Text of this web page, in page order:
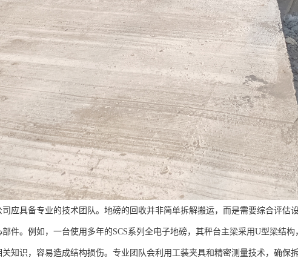
应具备专业的技术团队。地磅的回收并非简单拆解搬运，而是需要综合评估
件。例如，一台使用多年的SCS系列全电子地磅，其秤台主梁采用U型梁结构
知识，容易造成结构损伤。专业团队会利用工装夹具和精密测量技术，确保